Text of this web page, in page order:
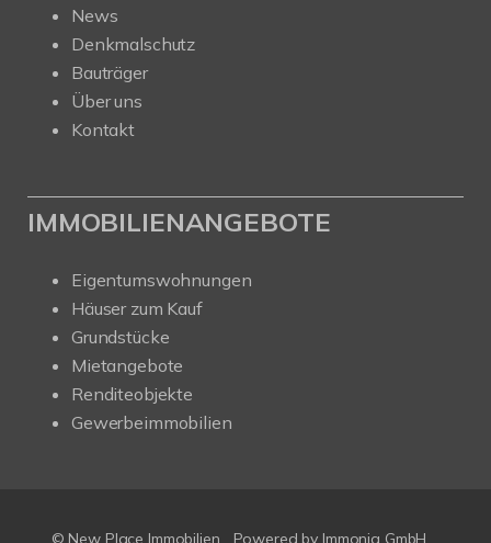
News
Denkmalschutz
Bauträger
Über uns
Kontakt
IMMOBILIENANGEBOTE
Eigentumswohnungen
Häuser zum Kauf
Grundstücke
Mietangebote
Renditeobjekte
Gewerbeimmobilien
© New Place Immobilien Powered by Immonia GmbH